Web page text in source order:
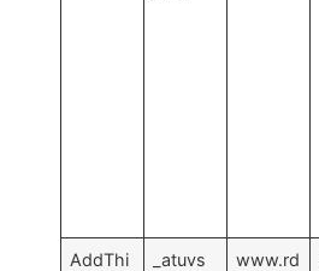
AddThi
_atuvs
www.rd